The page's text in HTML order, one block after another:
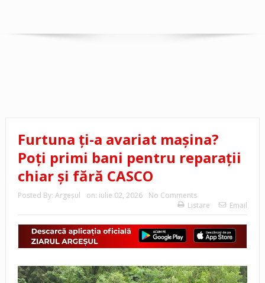
Furtuna ți-a avariat mașina?
Poți primi bani pentru reparații
chiar și fără CASCO
Posted By: Argeşul on: iulie 02, 2026
No Comments
Listare
Email